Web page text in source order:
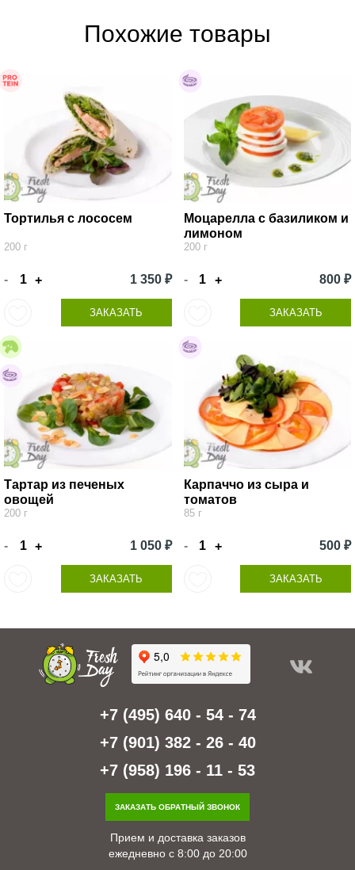
Похожие товары
Тортилья с лососем
200 г
- + 1 350 ₽
ЗАКАЗАТЬ
Моцарелла с базиликом и
лимоном
200 г
- + 800 ₽
ЗАКАЗАТЬ
Тартар из печеных
овощей
200 г
- + 1 050 ₽
ЗАКАЗАТЬ
Карпаччо из сыра и
томатов
85 г
- + 500 ₽
ЗАКАЗАТЬ
+7 (495) 640 - 54 - 74
+7 (901) 382 - 26 - 40
+7 (958) 196 - 11 - 53
ЗАКАЗАТЬ ОБРАТНЫЙ ЗВОНОК
Прием и доставка заказов
ежедневно с 8:00 до 20:00